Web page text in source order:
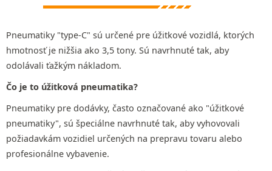
Pneumatiky "type-C" sú určené pre úžitkové vozidlá, ktorých
hmotnosť je nižšia ako 3,5 tony. Sú navrhnuté tak, aby
odolávali ťažkým nákladom.
Čo je to úžitková pneumatika?
Pneumatiky pre dodávky, často označované ako "úžitkové
pneumatiky", sú špeciálne navrhnuté tak, aby vyhovovali
požiadavkám vozidiel určených na prepravu tovaru alebo
profesionálne vybavenie.